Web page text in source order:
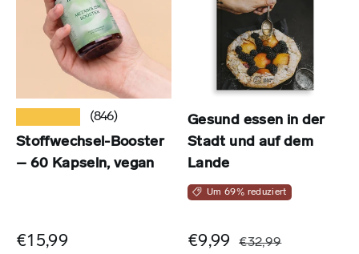
(846)
Stoffwechsel-Booster
– 60 Kapseln, vegan
€15,99
Gesund essen in der
Stadt und auf dem
Lande
Um 69% reduziert
€9,99 €32,99